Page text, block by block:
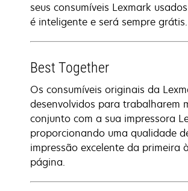
seus consumíveis Lexmark
é inteligente e será sempre grátis.
Best Together
Os consumíveis originais da
desenvolvidos para trabalharem
conjunto com a sua impressora
proporcionando uma qualidade
impressão excelente da primeira
página.